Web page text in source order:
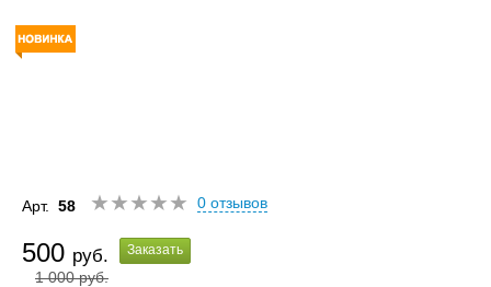
Арт. 58 0 отзывов
500 руб.
1 000руб.
Заказать